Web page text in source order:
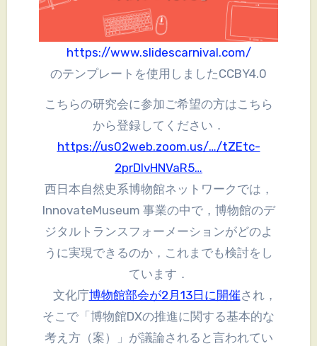
https://www.slidescarnival.com/
のテンプレートを使用しましたCCBY4.0
こちらの研究会に参加ご希望の方はこちら
から登録してください．
https://us02web.zoom.us/…/tZEtc-
2prDIvHNVaR5…
西日本自然史系博物館ネットワークでは，
InnovateMuseum 事業の中で，博物館のデ
ジタルトランスフォーメーションがどのよ
うに実現できるのか，これまでも検討をし
ています．
文化庁博物館部会が2月13日に開催され，
そこで「博物館DXの推進に関する基本的な
考え方（案）」が議論されると言われてい